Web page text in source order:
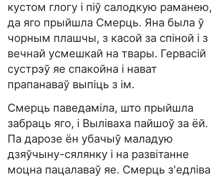
кустом глогу і піў салодкую раманею,
да яго прыйшла Смерць. Яна была ў
чорным плашчы, з касой за спіной і з
вечнай усмешкай на твары. Гервасій
сустрэў яе спакойна і нават
прапанаваў выпіць з ім.
Смерць паведаміла, што прыйшла
забраць яго, і Выліваха пайшоў за ёй.
Па дарозе ён убачыў маладую
дзяўчыну-сялянку і на развітанне
моцна пацалаваў яе. Смерць з'едліва